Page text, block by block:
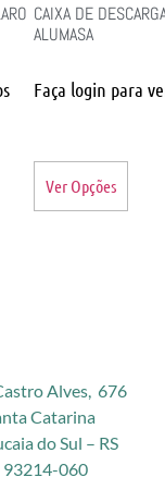
CAIXA DE
ALUMASA
Faça login para
Ver Opções
Alves, 676
Catarina
do Sul – RS
93214-060